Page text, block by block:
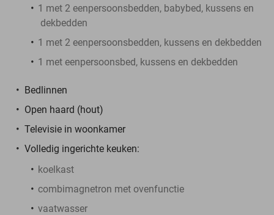
1 met 2 eenpersoonsbedden, babybed, kussens en
dekbedden
1 met 2 eenpersoonsbedden, kussens en dekbedden
1 met eenpersoonsbed, kussens en dekbedden
Bedlinnen
Open haard (hout)
Televisie in woonkamer
Volledig ingerichte keuken:
koelkast
combimagnetron met ovenfunctie
vaatwasser